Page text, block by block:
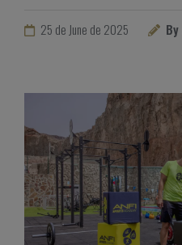
25 de June de 2025 By